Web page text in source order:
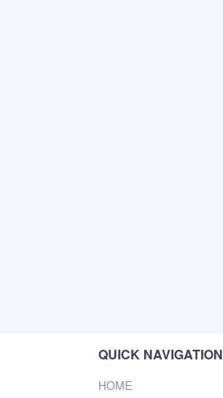
QUICK NAVIGATION
HOME